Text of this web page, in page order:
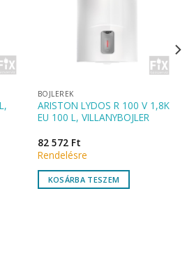
BOJLEREK
ARISTON LYDOS R 100 V 1,8K
EU 100 L, VILLANYBOJLER
82 572 Ft
Rendelésre
KOSÁRBA TESZEM